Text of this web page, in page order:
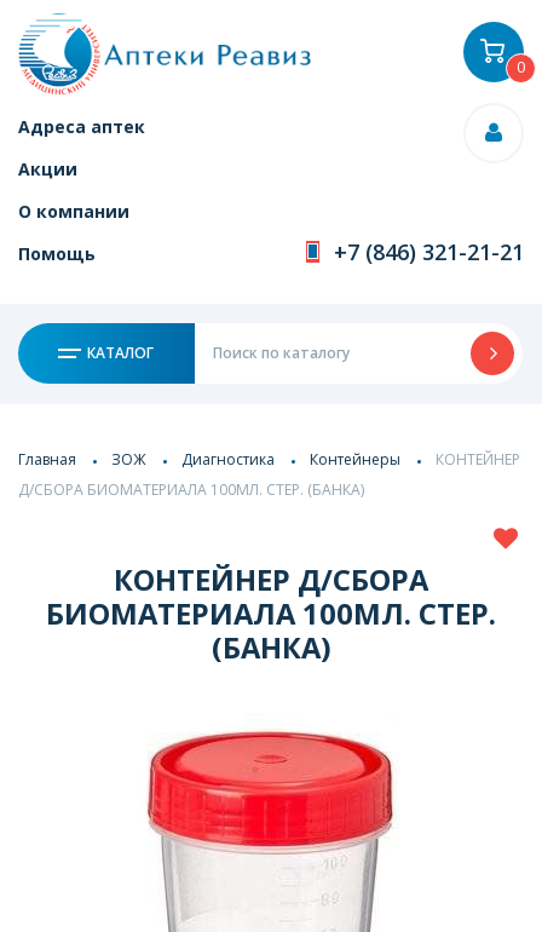
Адреса аптек
Акции
О компании
Помощь
+7 (846) 321-21-21
КАТАЛОГ
0
Главная ЗОЖ Диагностика Контейнеры
КОНТЕЙНЕР
Д/СБОРА БИОМАТЕРИАЛА 100МЛ. СТЕР. (БАНКА)
КОНТЕЙНЕР Д/СБОРА
БИОМАТЕРИАЛА 100МЛ. СТЕР.
(БАНКА)